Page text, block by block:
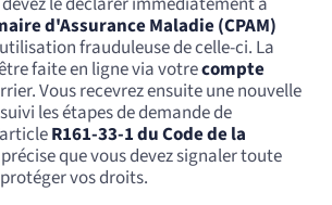
d'Assurance Maladie (CPAM)
frauduleuse de celle-ci. La
faite en ligne via votrecompte
Vous recevrez ensuite une nouvelle
les étapes de demande de
R161-33-1 du Code de la
précise que vous devez signaler toute
vos droits.